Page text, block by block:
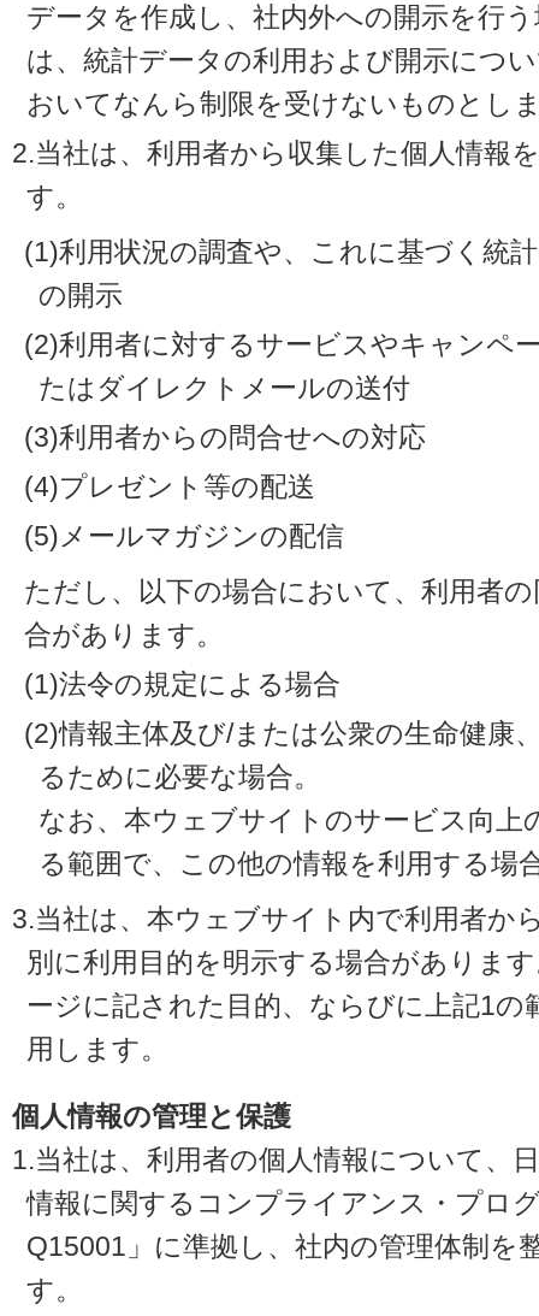
データを作成し、社内外への開示を行
は、統計データの利用および開示につ
おいてなんら制限を受けないものとし
2.当社は、利用者から収集した個人情報
す。
(1)利用状況の調査や、これに基づく統
の開示
(2)利用者に対するサービスやキャンペ
たはダイレクトメールの送付
(3)利用者からの問合せへの対応
(4)プレゼント等の配送
(5)メールマガジンの配信
ただし、以下の場合において、利用者
合があります。
(1)法令の規定による場合
(2)情報主体及び/または公衆の生命健康
るために必要な場合。
なお、本ウェブサイトのサービス向上
る範囲で、この他の情報を利用する場
3.当社は、本ウェブサイト内で利用者か
別に利用目的を明示する場合がありま
ージに記された目的、ならびに上記1の
用します。
個人情報の管理と保護
1.当社は、利用者の個人情報について、
情報に関するコンプライアンス・プロ
Q15001」に準拠し、社内の管理体制を
す。